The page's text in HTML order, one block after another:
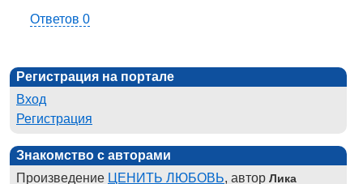
Ответов 0
Регистрация на портале
Вход
Регистрация
Знакомство с авторами
Произведение ЦЕНИТЬ ЛЮБОВЬ, автор Лика